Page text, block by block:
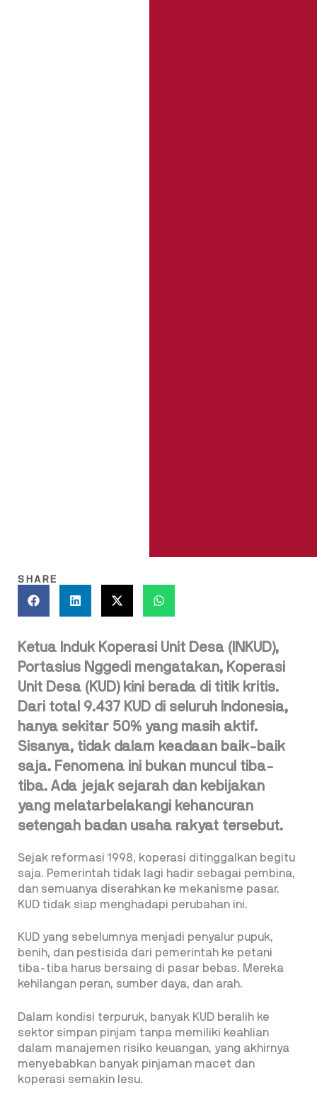
SHARE
Ketua Induk Koperasi Unit Desa (INKUD),
Portasius Nggedi mengatakan, Koperasi
Unit Desa (KUD) kini berada di titik kritis.
Dari total 9.437 KUD di seluruh Indonesia,
hanya sekitar 50% yang masih aktif.
Sisanya, tidak dalam keadaan baik-baik
saja. Fenomena ini bukan muncul tiba-
tiba. Ada jejak sejarah dan kebijakan
yang melatarbelakangi kehancuran
setengah badan usaha rakyat tersebut.
Sejak reformasi 1998, koperasi ditinggalkan begitu
saja. Pemerintah tidak lagi hadir sebagai pembina,
dan semuanya diserahkan ke mekanisme pasar.
KUD tidak siap menghadapi perubahan ini.
KUD yang sebelumnya menjadi penyalur pupuk,
benih, dan pestisida dari pemerintah ke petani
tiba-tiba harus bersaing di pasar bebas. Mereka
kehilangan peran, sumber daya, dan arah.
Dalam kondisi terpuruk, banyak KUD beralih ke
sektor simpan pinjam tanpa memiliki keahlian
dalam manajemen risiko keuangan, yang akhirnya
menyebabkan banyak pinjaman macet dan
koperasi semakin lesu.